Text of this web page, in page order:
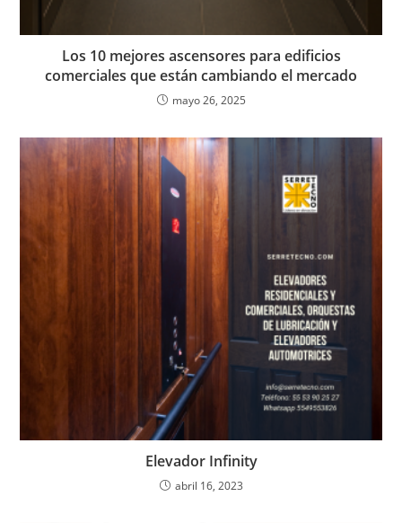
Los 10 mejores ascensores para edificios
comerciales que están cambiando el mercado
mayo 26, 2025
Elevador Infinity
abril 16, 2023